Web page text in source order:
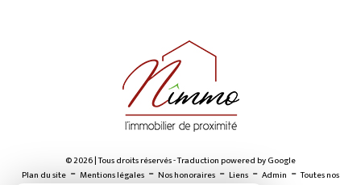
© 2026 | Tous droits réservés - Traduction powered by Google
Plan du site - Mentions légales - Nos honoraires - Liens - Admin -Toutes nos